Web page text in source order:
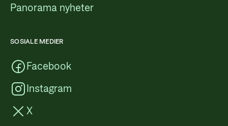
Panorama nyheter
SOSIALE MEDIER
Facebook
Instagram
X